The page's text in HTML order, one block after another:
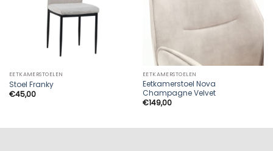
EETKAMERSTOELEN
Stoel Franky
€45,00
EETKAMERSTOELEN
Eetkamerstoel Nova
Champagne Velvet
€149,00